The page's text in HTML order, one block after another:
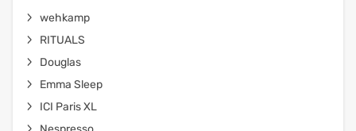
wehkamp
RITUALS
Douglas
Emma Sleep
ICI Paris XL